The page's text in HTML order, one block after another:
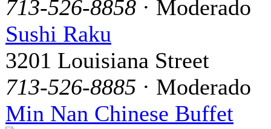
713-526-8858 · Moderado
Sushi Raku
3201 Louisiana Street
713-526-8885 · Moderado
Min Nan Chinese Buffet